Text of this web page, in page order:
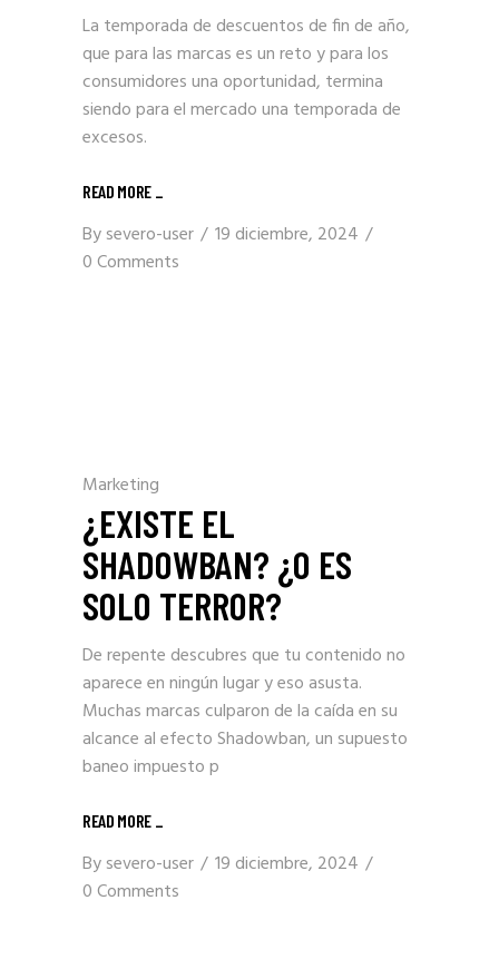
La temporada de descuentos de fin de año,
que para las marcas es un reto y para los
consumidores una oportunidad, termina
siendo para el mercado una temporada de
excesos.
READ MORE _
Bysevero-user
19 diciembre, 2024
0 Comments
Marketing
¿EXISTE EL
SHADOWBAN? ¿O ES
SOLO TERROR?
De repente descubres que tu contenido no
aparece en ningún lugar y eso asusta.
Muchas marcas culparon de la caída en su
alcance al efecto Shadowban, un supuesto
baneo impuesto p
READ MORE _
Bysevero-user
19 diciembre, 2024
0 Comments